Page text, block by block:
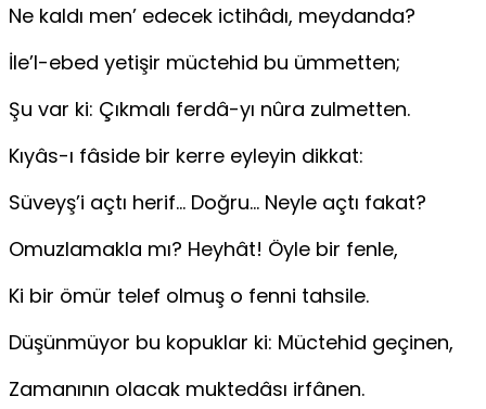
Ne kaldı men’ edecek ictihâdı, meydanda?
İle’l-ebed yetişir müctehid bu ümmetten;
Şu var ki: Çıkmalı ferdâ-yı nûra zulmetten.
Kıyâs-ı fâside bir kerre eyleyin dikkat:
Süveyş’i açtı herif… Doğru… Neyle açtı fakat?
Omuzlamakla mı? Heyhât! Öyle bir fenle,
Ki bir ömür telef olmuş o fenni tahsile.
Düşünmüyor bu kopuklar ki: Müctehid geçinen,
Zamanının olacak muktedâsı irfânen.